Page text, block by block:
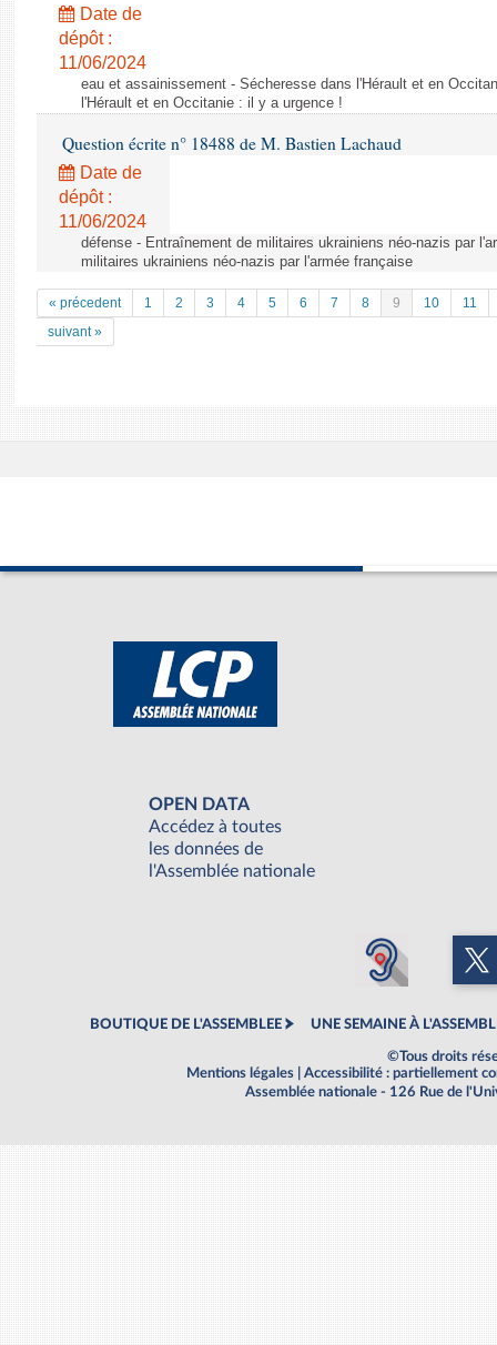
Date de
dépôt :
11/06/2024
eau et assainissement - Sécheresse dans l'Hérault et en
l'Hérault et en Occitanie : il y a urgence !
Question écrite n° 18488 de M. Bastien Lachaud
Date de
dépôt :
11/06/2024
défense - Entraînement de militaires ukrainiens néo-nazis par
militaires ukrainiens néo-nazis par l'armée française
« précedent 1 2 3 4 5 6 7 8 9 10
11
suivant »
OPEN DATA
Accédez à toutes
les données de
l'Assemblée nationale
BOUTIQUE DE L'ASSEMBLEE UNE SEMAINE À
©Tous droits
Mentions légales
Accessibilité : partiellement
Assemblée nationale - 126 Rue de